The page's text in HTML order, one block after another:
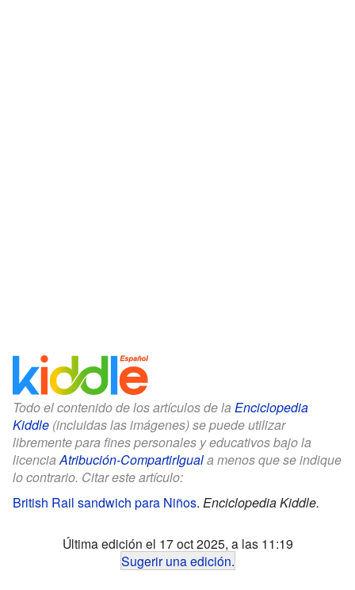
Todo el contenido de los artículos de la Enciclopedia
Kiddle (incluidas las imágenes) se puede utilizar
libremente para fines personales y educativos bajo la
licenciaAtribución-CompartirIguala menos que se indique
lo contrario. Citar este artículo:
British Rail sandwich para Niños. Enciclopedia Kiddle.
Última edición el 17 oct 2025, a las 11:19
Sugerir una edición.